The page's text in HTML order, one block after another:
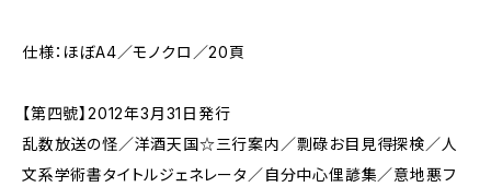
仕様：ほぼA4／モノクロ／20頁
【第四號】2012年3月31日発行
乱数放送の怪／洋酒天国☆三行案内／剽碌お目見得探検／人
文系学術書タイトルジェネレータ／自分中心俚諺集／意地悪フ